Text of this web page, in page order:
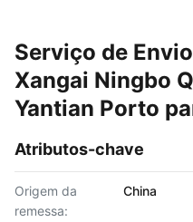
Serviço de
Xangai Ningbo
Yantian Porto
Atributos-chave
Origem da
remessa:
China